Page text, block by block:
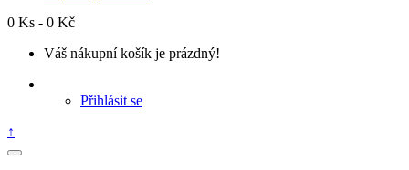
0 Ks - 0 Kč
Váš nákupní košík je prázdný!
Přihlásit se
↑